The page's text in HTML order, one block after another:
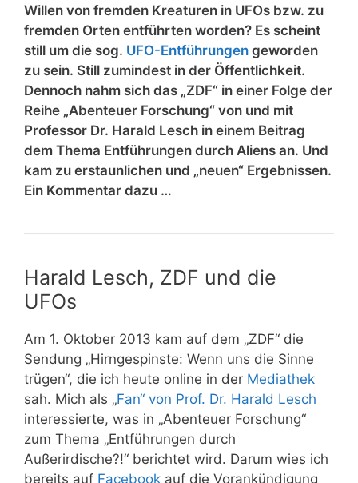
Willen von fremden Kreaturen in UFOs bzw. zu
fremden Orten entführten worden? Es scheint
still um die sog. UFO-Entführungen geworden
zu sein. Still zumindest in der Öffentlichkeit.
Dennoch nahm sich das „ZDF“ in einer Folge der
Reihe „Abenteuer Forschung“ von und mit
Professor Dr. Harald Lesch in einem Beitrag
dem Thema Entführungen durch Aliens an. Und
kam zu erstaunlichen und „neuen“ Ergebnissen.
Ein Kommentar dazu …
Harald Lesch, ZDF und die
UFOs
Am 1. Oktober 2013 kam auf dem „ZDF“ die
Sendung „Hirngespinste: Wenn uns die Sinne
trügen“, die ich heute online in der Mediathek
sah. Mich als „Fan“ von Prof. Dr. Harald Lesch
interessierte, was in „Abenteuer Forschung“
zum Thema „Entführungen durch
Außerirdische?!“ berichtet wird. Darum wies ich
bereits auf Facebook auf die Vorankündigung